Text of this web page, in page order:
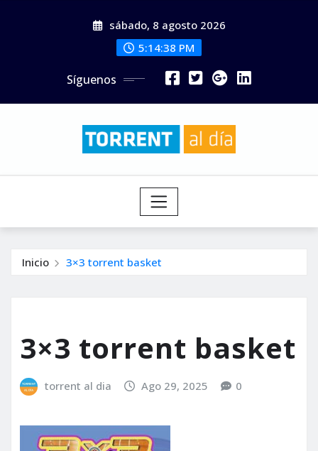
sábado, 8 agosto 2026
5:14:40 PM
Síguenos
Inicio 3×3 torrent basket
3×3 torrent basket
torrent al dia Ago 29, 2025 0